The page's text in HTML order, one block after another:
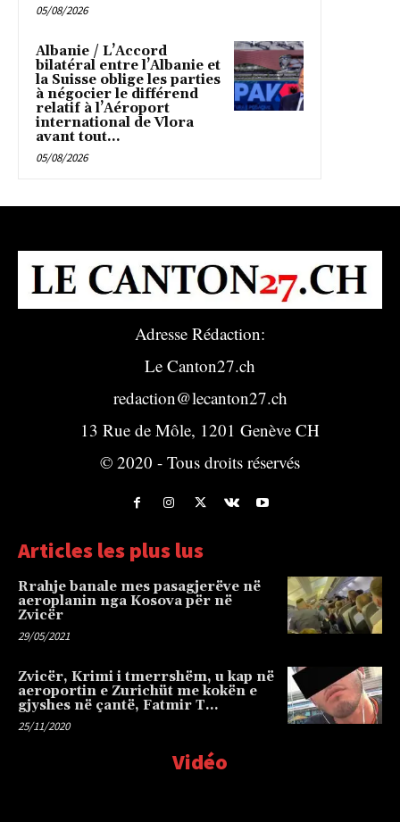
05/08/2026
Albanie / L’Accord
bilatéral entre l’Albanie et
la Suisse oblige les parties
à négocier le différend
relatif à l’Aéroport
international de Vlora
avant tout...
05/08/2026
Adresse Rédaction:
Le Canton27.ch
redaction@lecanton27.ch
13 Rue de Môle, 1201 Genève CH
© 2020 - Tous droits réservés
Articles les plus lus
Rrahje banale mes pasagjerëve në
aeroplanin nga Kosova për në
Zvicër
29/05/2021
Zvicër, Krimi i tmerrshëm, u kap në
aeroportin e Zurichüt me kokën e
gjyshes në çantë, Fatmir T…
25/11/2020
Vidéo